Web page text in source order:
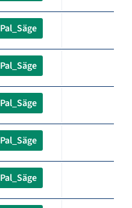
Pal_Säge
Pal_Säge
Pal_Säge
Pal_Säge
Pal_Säge